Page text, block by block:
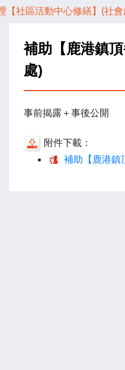
【社區活動中心修繕】(社會
補助【鹿港鎮
處)
事前揭露＋事後公開
附件下載：
補助【鹿港鎮